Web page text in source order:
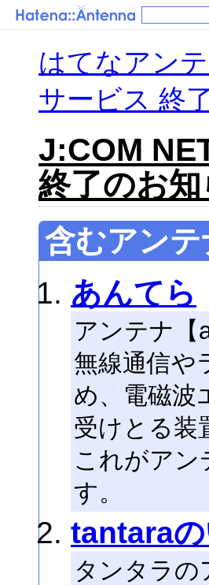
はてなアン
サービス 終
J:COM
終了のお
含むアンテ
あんてら
アンテナ【
無線通信や
め、電磁波
受けとる装
これがアン
す。
tantara
タンタラの